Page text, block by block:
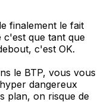
finalement le fait
c'est que tant que
c'est OK.
le BTP, vous vous
dangereux
plan, on risque de